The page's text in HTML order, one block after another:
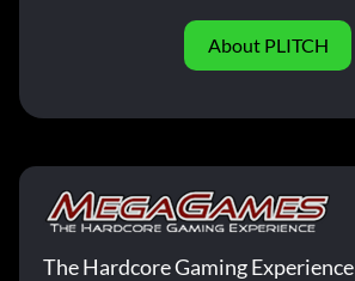
About PLITCH
The Hardcore Gaming Experience